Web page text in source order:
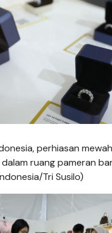
perhiasan
ruang pameran
Tri Susilo)